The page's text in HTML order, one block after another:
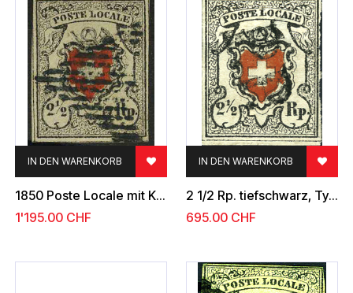
1850 Poste Locale mit Kreuzeinfassung
IN DEN WARENKORB
1'195.00 CHF
2 1/2 Rp. tiefschwarz, Type 35, mit Bogenrand
IN DEN WARENKORB
695.00CHF